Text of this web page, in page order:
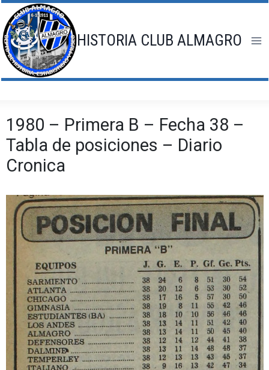
Saltar
al
contenido
HISTORIA CLUB ALMAGRO
1980 – Primera B – Fecha 38 –
Tabla de posiciones – Diario
Cronica